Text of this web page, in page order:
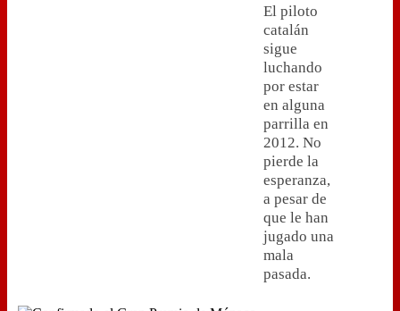
El piloto
catalán
sigue
luchando
por estar
en alguna
parrilla en
2012. No
pierde la
esperanza,
a pesar de
que le han
jugado una
mala
pasada.